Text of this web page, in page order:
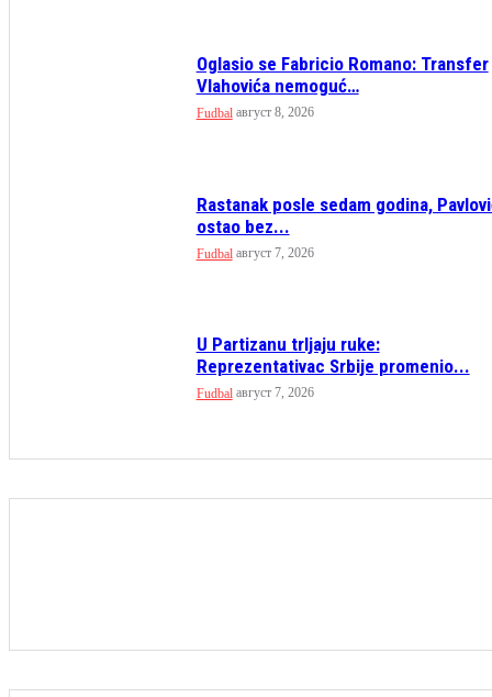
Oglasio se Fabricio Romano: Transfer
Vlahovića nemoguć…
Fudbal август 8, 2026
Rastanak posle sedam godina,
ostao bez...
Fudbal август 7, 2026
U Partizanu trljaju ruke:
Reprezentativac Srbije promenio...
Fudbal август 7, 2026